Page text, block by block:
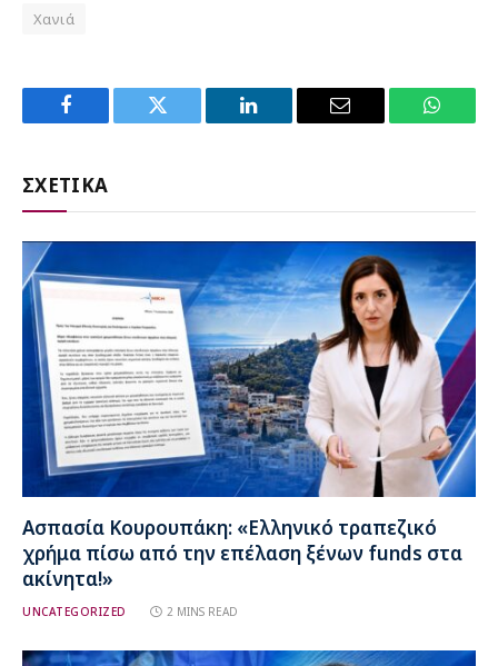
Χανιά
Facebook Twitter LinkedIn Email
ΣΧΕΤΙΚΑ
Ασπασία Κουρουπάκη: «Ελληνικό τραπεζικό
χρήμα πίσω από την επέλαση ξένων funds στα
ακίνητα!»
UNCATEGORIZED 2 MINS READ